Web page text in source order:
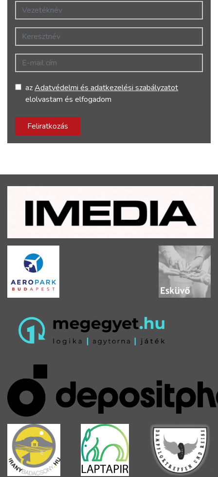
Vezetéknév
Keresztnév
E-mail cím
azAdatvédelmi és adatkezelési szabályzatot
elolvastam és elfogadom
Feliratkozás